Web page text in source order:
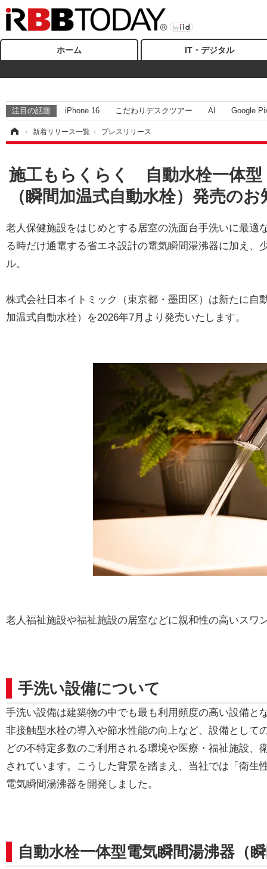
ホーム IT・デジタル
注目の話題 iPhone 16 こだわりデスクツアー AI Google
› 新着リリース一覧 › プレスリリース
施工もらくらく 自動水栓一体
（瞬間加温式自動水栓）発売の
老人保健施設をはじめとする居室の洗面台手洗いに最適
る時だけ通電する省エネ設計の電気瞬間湯沸器に加え
ル。
株式会社日本イトミック（東京都・墨田区）は新たに自
加温式自動水栓）を2026年7月より発売いたします。
老人福祉施設や福祉施設の居室などに親和性の高いスワ
手洗い設備について
手洗い設備は建築物の中でも最も利用頻度の高い設備と
非接触型水栓の導入や節水性能の向上など、設備として
どの不特定多数のご利用される環境や医療・福祉施設
されています。こうした背景を踏まえ、当社では「衛
電気瞬間湯沸器を開発しました。
自動水栓一体型電気瞬間湯沸器（